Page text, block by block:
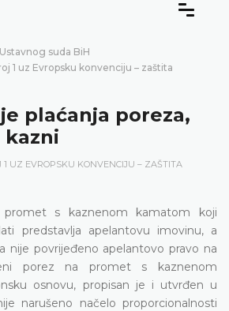
suda BiH
1 uz Evropsku konvenciju – zaštita
plaćanja poreza,
kazni
1 UZ EVROPSKU KONVENCIJU – ZAŠTITA
s kaznenom kamatom koji
predstavlja apelantovu imovinu, a
nije povrijeđeno apelantovo pravo na
porez na promet s kaznenom
osnovu, propisan je i utvrđen u
narušeno načelo proporcionalnosti